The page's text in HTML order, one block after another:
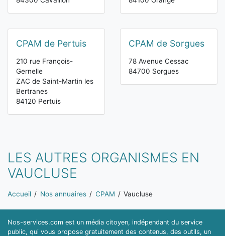
CPAM de Pertuis
210 rue François-
Gernelle
ZAC de Saint-Martin les
Bertranes
84120 Pertuis
CPAM de Sorgues
78 Avenue Cessac
84700 Sorgues
LES AUTRES ORGANISMES EN
VAUCLUSE
Vous êtes ici:
Accueil Nos annuaires CPAM Vaucluse
Nos-services.com est un média citoyen, indépendant du service
public, qui vous propose gratuitement des contenus, des outils, un